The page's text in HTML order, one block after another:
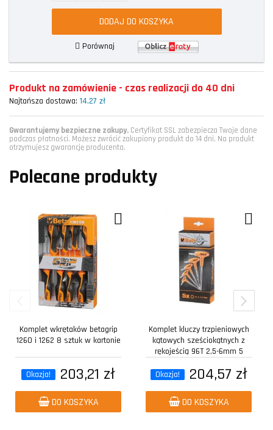
DODAJ DO KOSZYKA
Porównaj
Produkt na zamówienie - czas realizacji do 40 dni
Najtańsza dostawa: 14,27 zł
Gwarantujemy bezpieczne zakupy. Certyfikat SSL zabezpiecza Twoje dane
podczas płatności. Możesz zwrócić zakupiony produkt do 14 dni. Na produkt
otrzymujesz gwarancję producenta.
Polecane produkty
Komplet wkrętaków betagrip
1260 i 1262 8 sztuk w kartonie
Okazja! 203,21 zł
DO KOSZYKA
Komplet kluczy trzpieniowych
kątowych sześciokątnych z
rękojeścią 96T 2,5-6mm 5
Okazja!
204,57 zł
DO KOSZYKA